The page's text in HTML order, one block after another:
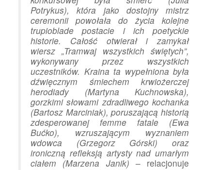
Potrykus), która jako dostojny mistrz
ceremonii powołała do życia kolejne
trupioblade postacie i ich poetyckie
historie. Całość otwierał i zamykał
wiersz „Tramwaj wszystkich świętych”,
wykonywany przez wszystkich
uczestników. Kraina ta wypełniona była
dźwięcznym śmiechem krwiożerczej
herodiady (Martyna Kuchnowska),
gorzkimi słowami zdradliwego kochanka
(Bartosz Marciniak), poruszającą historią
zdesperowanej femme fatale (Ewa
Bućko), wzruszającym wyznaniem
wdowca (Grzegorz Górski) oraz
ironiczną refleksją artysty nad umarłym
ciałem (Marzena Janik) – relacjonuje